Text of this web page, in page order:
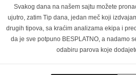
Svakog dana na našem sajtu možete
ujutro, zatim Tip dana, jedan meč koji
drugih tipova, sa kraćim analizama ekipa i
da je sve potpuno BESPLATNO, a nadamo
odabiru parova koje